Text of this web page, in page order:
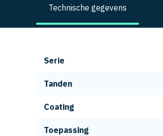
Technische gegevens
Serie
Tanden
Coating
Toepassing